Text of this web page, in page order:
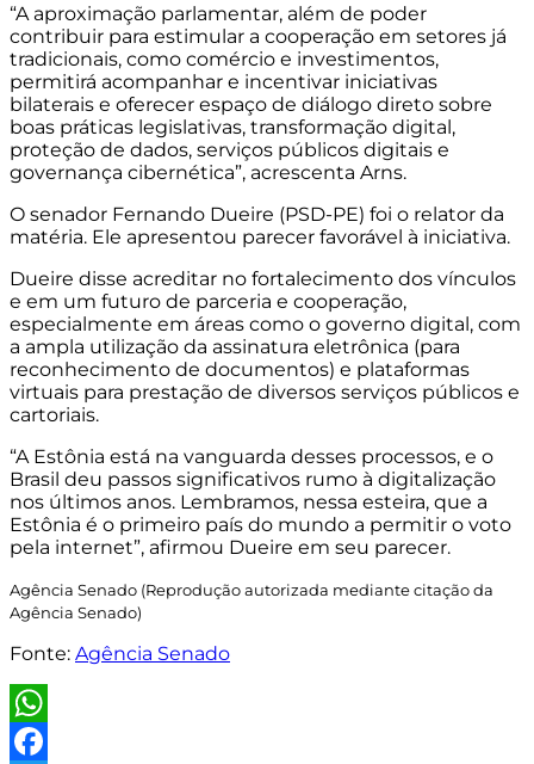
“A aproximação parlamentar, além de poder
contribuir para estimular a cooperação em setores já
tradicionais, como comércio e investimentos,
permitirá acompanhar e incentivar iniciativas
bilaterais e oferecer espaço de diálogo direto sobre
boas práticas legislativas, transformação digital,
proteção de dados, serviços públicos digitais e
governança cibernética”, acrescenta Arns.
O senador Fernando Dueire (PSD-PE) foi o relator da
matéria. Ele apresentou parecer favorável à iniciativa.
Dueire disse acreditar no fortalecimento dos vínculos
e em um futuro de parceria e cooperação,
especialmente em áreas como o governo digital, com
a ampla utilização da assinatura eletrônica (para
reconhecimento de documentos) e plataformas
virtuais para prestação de diversos serviços públicos e
cartoriais.
“A Estônia está na vanguarda desses processos, e o
Brasil deu passos significativos rumo à digitalização
nos últimos anos. Lembramos, nessa esteira, que a
Estônia é o primeiro país do mundo a permitir o voto
pela internet”, afirmou Dueire em seu parecer.
Agência Senado (Reprodução autorizada mediante citação da
Agência Senado)
Fonte: Agência Senado
WhatsApp